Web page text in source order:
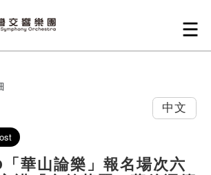
中文
華山論樂」報名場次六